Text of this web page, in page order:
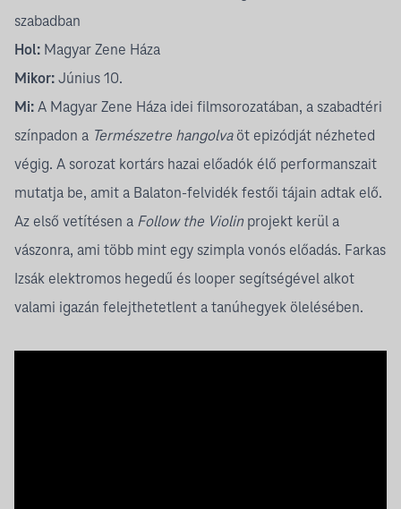
szabadban
Hol: Magyar Zene Háza
Mikor: Június 10.
Mi: A Magyar Zene Háza idei filmsorozatában, a szabadtéri
színpadon a Természetre hangolvaöt epizódját nézheted
végig. A sorozat kortárs hazai előadók élő performanszait
mutatja be, amit a Balaton-felvidék festői tájain adtak elő.
Az első vetítésen a Follow the Violin projekt kerül a
vászonra, ami több mint egy szimpla vonós előadás. Farkas
Izsák elektromos hegedű és looper segítségével alkot
valami igazán felejthetetlent a tanúhegyek ölelésében.